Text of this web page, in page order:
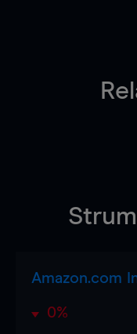
Amazon.com
0%